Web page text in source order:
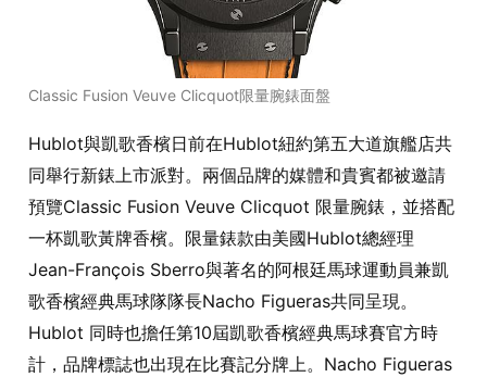
Classic Fusion Veuve Clicquot限量腕錶面盤
Hublot與凱歌香檳日前在Hublot紐約第五大道旗艦店共
同舉行新錶上市派對。兩個品牌的媒體和貴賓都被邀請
預覽Classic Fusion Veuve Clicquot 限量腕錶，並搭配
一杯凱歌黃牌香檳。限量錶款由美國Hublot總經理
Jean-François Sberro與著名的阿根廷馬球運動員兼凱
歌香檳經典馬球隊隊長Nacho Figueras共同呈現。
Hublot 同時也擔任第10屆凱歌香檳經典馬球賽官方時
計，品牌標誌也出現在比賽記分牌上。 Nacho Figueras